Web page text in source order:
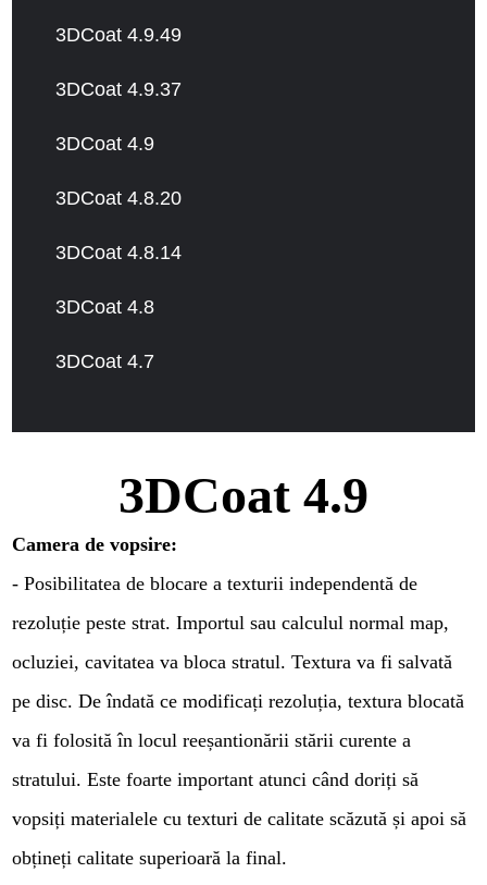
3DCoat 4.9.49
3DCoat 4.9.37
3DCoat 4.9
3DCoat 4.8.20
3DCoat 4.8.14
3DCoat 4.8
3DCoat 4.7
3DCoat 4.9
Camera de vopsire:
- Posibilitatea de blocare a texturii independentă de
rezoluție peste strat. Importul sau calculul normal map,
ocluziei, cavitatea va bloca stratul. Textura va fi salvată
pe disc. De îndată ce modificați rezoluția, textura blocată
va fi folosită în locul reeșantionării stării curente a
stratului. Este foarte important atunci când doriți să
vopsiți materialele cu texturi de calitate scăzută și apoi să
obțineți calitate superioară la final.